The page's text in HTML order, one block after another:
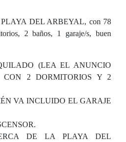
DEL ARBEYAL, con 78
2 baños, 1 garaje/s, buen
(LEA EL ANUNCIO
2 DORMITORIOS Y 2
VA INCLUIDO EL GARAJE
DE LA PLAYA DEL